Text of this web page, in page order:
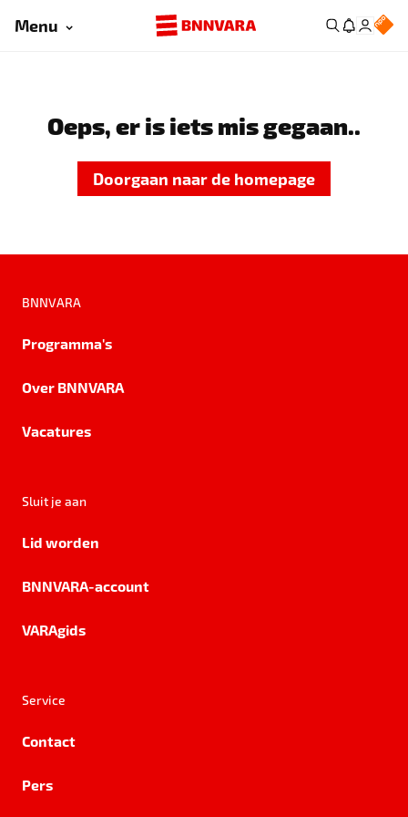
Menu
Oeps, er is iets mis gegaan..
Doorgaan naar de homepage
BNNVARA
Programma's
Over BNNVARA
Vacatures
Sluit je aan
Lid worden
BNNVARA-account
VARAgids
Service
Contact
Pers